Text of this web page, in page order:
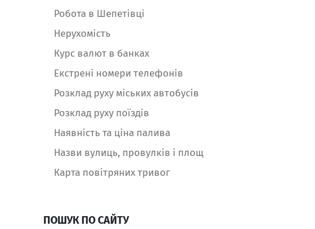
Робота в Шепетівці
Нерухомість
Курс валют в банках
Екстрені номери телефонів
Розклад руху міських автобусів
Розклад руху поїздів
Наявність та ціна палива
Назви вулиць, провулків і площ
Карта повітряних тривог
ПОШУК ПО САЙТУ